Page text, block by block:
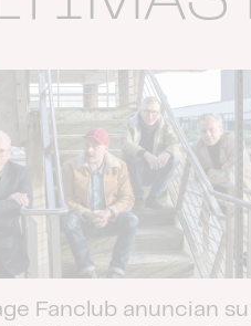
Fanclub anuncian